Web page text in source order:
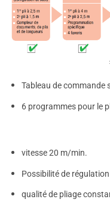
Tableau de commande
6 programmes pour le
vitesse 20 m/min.
Possibilité de
qualité de pliage